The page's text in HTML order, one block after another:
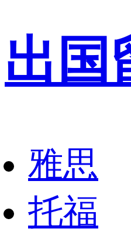
出国
雅思
托福